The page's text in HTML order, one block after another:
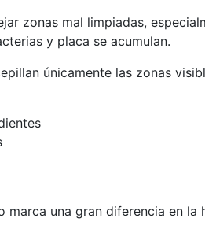
zonas mal limpiadas,
y placa se acumulan.
únicamente las zonas
marca una gran diferencia en la